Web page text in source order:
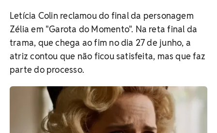
Letícia Colin reclamou do final da personagem
Zélia em "Garota do Momento". Na reta final da
trama, que chega ao fim no dia 27 de junho, a
atriz contou que não ficou satisfeita, mas que faz
parte do processo.